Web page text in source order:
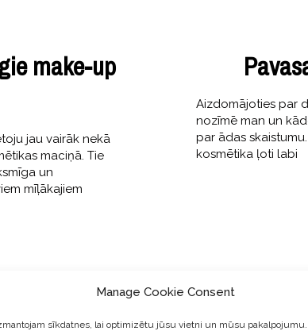
Manage Cookie Consent
sīkdatnes, lai optimizētu jūsu vietni un mūsu pakalpojumu.
make-up
jau vairāk nekā
maciņā. Tie
un
mīļākajiem
Aizdomājoties par
nozīmē man un
par ādas
kosmētika ļoti labi